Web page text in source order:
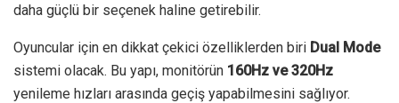
daha güçlü bir seçenek haline getirebilir.
Oyuncular için en dikkat çekici özelliklerden biri Dual Mode
sistemi olacak. Bu yapı, monitörün 160Hz ve 320Hz
yenileme hızları arasında geçiş yapabilmesini sağlıyor.